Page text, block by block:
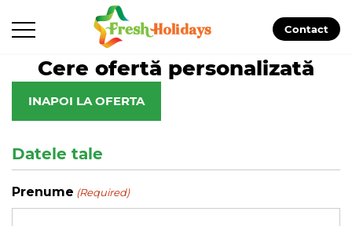
Contact
Cere ofertă personalizată
INAPOI LA OFERTA
Datele tale
Prenume (Required)